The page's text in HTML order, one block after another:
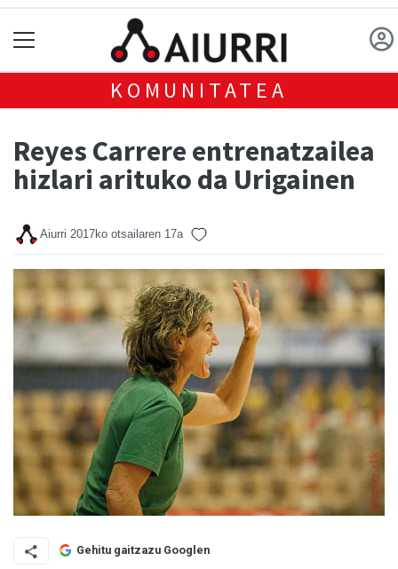
KOMUNITATEA
Reyes Carrere entrenatzailea
hizlari arituko da Urigainen
Aiurri 2017ko otsailaren 17a
Gehitu gaitzazu Googlen